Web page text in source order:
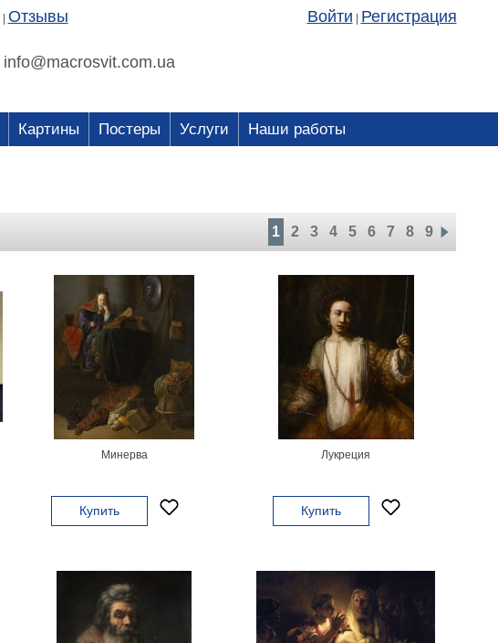
Отзывы Войти Регистрация
info@macrosvit.com.ua
Картины Постеры Услуги Наши работы
1 2 3 4 5 6 7 8 9
Минерва
Купить
Лукреция
Купить